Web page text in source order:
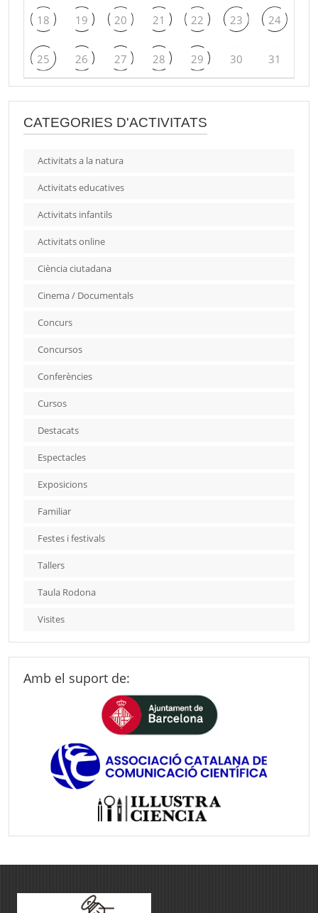
18 19 20 21 22 23 24
25 26 27 28 29 30 31
CATEGORIES D'ACTIVITATS
Activitats a la natura
Activitats educatives
Activitats infantils
Activitats online
Ciència ciutadana
Cinema / Documentals
Concurs
Concursos
Conferències
Cursos
Destacats
Espectacles
Exposicions
Familiar
Festes i festivals
Tallers
Taula Rodona
Visites
Amb el suport de: